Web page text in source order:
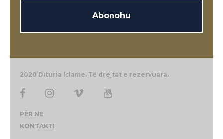
2020 Dituria Islame. Të drejtat e rezervuara.
PËR NE
KONTAKTI